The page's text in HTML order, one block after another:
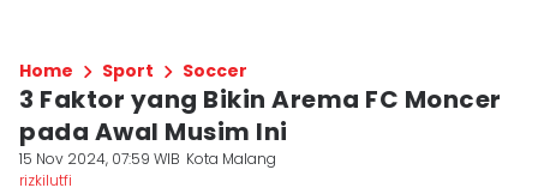
Home Sport Soccer
3 Faktor yang Bikin Arema FC Moncer
pada Awal Musim Ini
15 Nov 2024, 07:59 WIB Kota Malang
rizkilutfi